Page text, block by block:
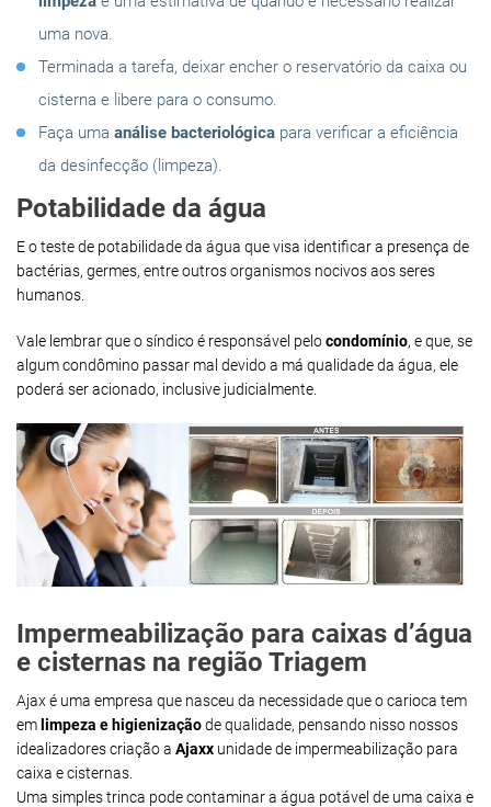
uma nova.
Terminada a tarefa, deixar encher o reservatório da caixa ou
cisterna e libere para o consumo.
Faça uma análise bacteriológica para verificar a eficiência
da desinfecção (limpeza).
Potabilidade da água
E o teste de potabilidade da água que visa identificar a presença de
bactérias, germes, entre outros organismos nocivos aos seres
humanos.
Vale lembrar que o síndico é responsável pelocondomínio, e que, se
algum condômino passar mal devido a má qualidade da água, ele
poderá ser acionado, inclusive judicialmente.
Impermeabilização para caixas d’água
e cisternas na região Triagem
Ajax é uma empresa que nasceu da necessidade que o carioca tem
em limpeza e higienizaçãode qualidade, pensando nisso nossos
idealizadores criação a Ajaxx unidade de impermeabilização para
caixa e cisternas.
Uma simples trinca pode contaminar a água potável de uma caixa e